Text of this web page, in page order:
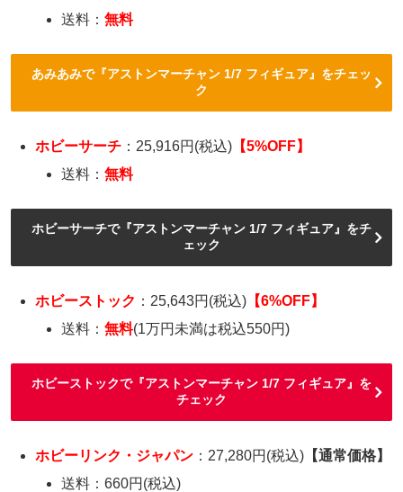
送料：無料
あみあみで『アストンマーチャン 1/7 フィギュア』をチェッ
ク
ホビーサーチ ：25,916円(税込) 【5%OFF】
送料：無料
ホビーサーチで『アストンマーチャン 1/7 フィギュア』をチ
ェック
ホビーストック ：25,643円(税込) 【6%OFF】
送料：無料(1万円未満は税込550円)
ホビーストックで『アストンマーチャン 1/7 フィギュア』を
チェック
ホビーリンク・ジャパン ：27,280円(税込) 【通常価格】
送料：660円(税込)